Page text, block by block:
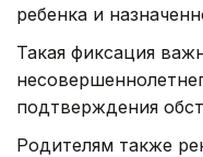
ребенка и
Такая фиксация
подтверждения
Родителям также